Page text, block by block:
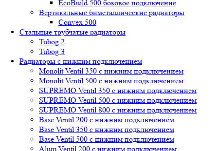
EcoBuild 500 боковое подключение
Вертикальные биметаллические радиаторы
Convex 500
Стальные трубчатые радиаторы
Tubog 2
Tubog 3
Радиаторы с нижним подключением
Monolit Ventil 350 с нижним подключением
Monolit Ventil 500 с нижним подключением
SUPREMO Ventil 350 с нижним подключением
SUPREMO Ventil 500 с нижним подключением
SUPREMO Ventil 800 с нижним подключением
Base Ventil 200 с нижним подключением
Base Ventil 350 с нижним подключением
Base Ventil 500 с нижним подключением
Alum Ventil 200 с нижним подключением